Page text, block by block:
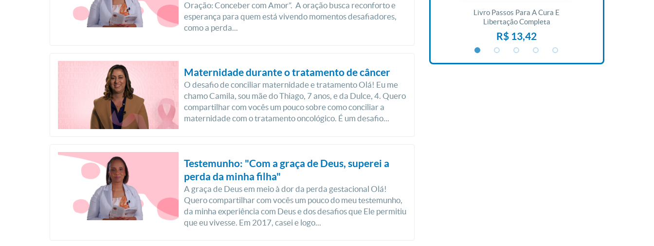
Oração: Conceber com Amor”. A oração busca reconforto e
esperança para quem está vivendo momentos desafiadores,
como a perda...
Maternidade durante o tratamento de câncer
O desafio de conciliar maternidade e tratamento Olá! Eu me
chamo Camila, sou mãe do Thiago, 7 anos, e da Dulce, 4. Quero
compartilhar com vocês um pouco sobre como conciliar a
maternidade com o tratamento oncológico. É um desafio...
Testemunho: "Com a graça de Deus, superei a
perda da minha filha"
A graça de Deus em meio à dor da perda gestacional Olá!
Quero compartilhar com vocês um pouco do meu testemunho,
da minha experiência com Deus e dos desafios que Ele permitiu
que eu vivesse. Em 2017, casei e logo...
Livro O Padre: A História De
Vida De Jonas Abib
Livro Passos Para A Cura E
Libertação Completa
R$ 13,42